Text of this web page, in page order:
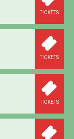
TICKETS
TICKETS
TICKETS